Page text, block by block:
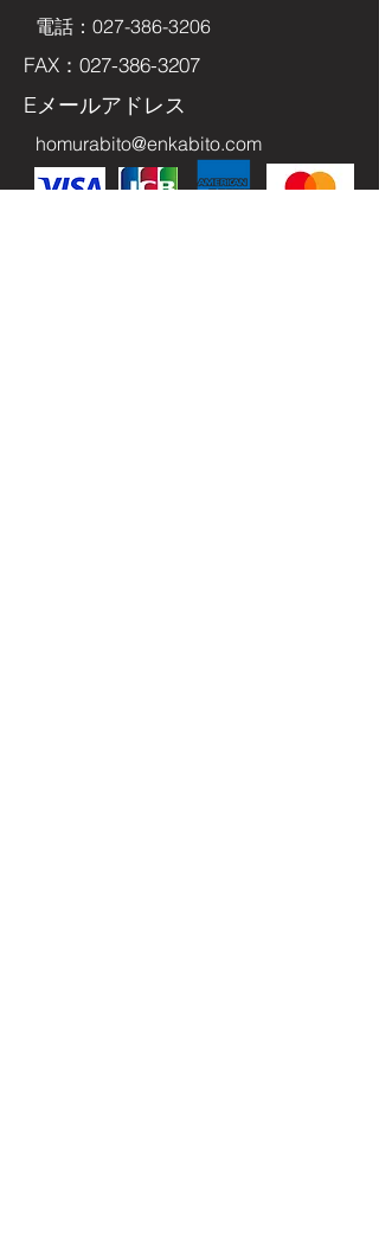
電話：027-386-3206
FAX：027-386-3207
Eメールアドレス
homurabito@enkabito.com